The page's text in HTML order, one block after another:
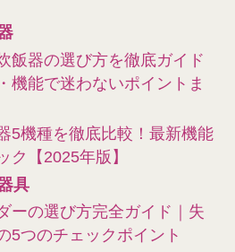
飯器の選び方を徹底ガイド
機能で迷わないポイントま
5機種を徹底比較！最新機能
ク【2025年版】
具
ーの選び方完全ガイド｜失
5つのチェックポイント